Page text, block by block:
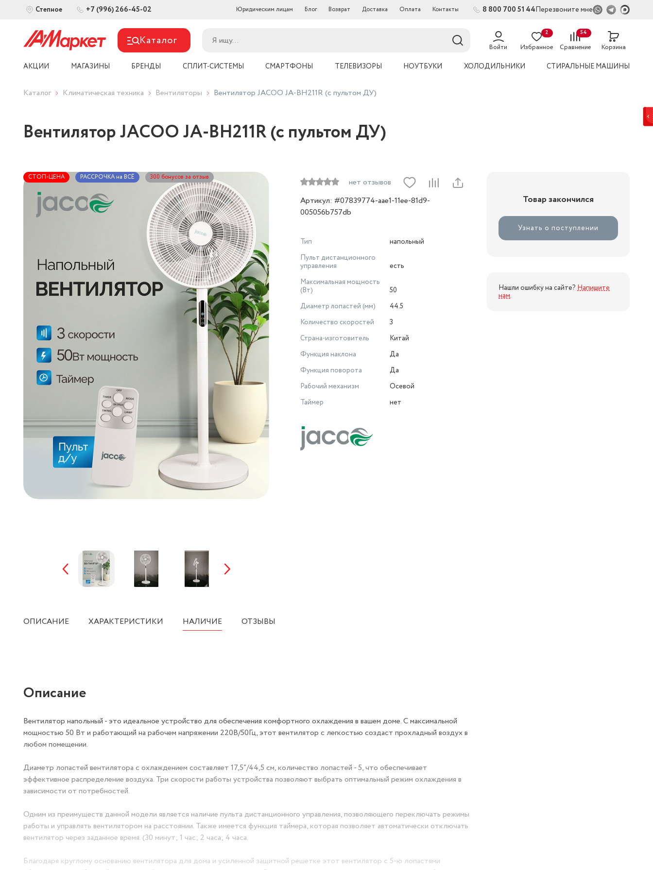
Степное +7 (996) 266-45-02 Юридическим лицам Блог Возврат Доставка Оплата Контакты 8 800 700 51 44Перезвоните мне
Каталог Войти Избранное
2
Сравнение
54
Корзина
АКЦИИ МАГАЗИНЫ БРЕНДЫ СПЛИТ-СИСТЕМЫ СМАРТФОНЫ ТЕЛЕВИЗОРЫ НОУТБУКИ ХОЛОДИЛЬНИКИ СТИРАЛЬНЫЕ МАШИНЫ
Каталог Климатическая техника Вентиляторы Вентилятор JACOO JA-BH211R (с пультом ДУ)
Вентилятор JACOO JA-BH211R (с пультом ДУ)
СТОП-ЦЕНА РАССРОЧКА на ВСЁ 300 бонусов за отзыв
нет отзывов
Артикул: #07839774-aae1-11ee-81d9-
005056b757db
Тип
напольный
Пульт дистанционного
управления
есть
Максимальная мощность
(Вт)
50
Диаметр лопастей (мм)
44.5
Количество скоростей
3
Страна-изготовитель
Китай
Функция наклона
Да
Функция поворота
Да
Рабочий механизм
Осевой
Таймер
нет
Товар закончился
Узнать о поступлении
Нашли ошибку на сайте? Напишите
нам.
ОПИСАНИЕ ХАРАКТЕРИСТИКИ НАЛИЧИЕ ОТЗЫВЫ
Описание
Вентилятор напольный - это идеальное устройство для обеспечения комфортного охлаждения в вашем доме. С максимальной
мощностью 50 Вт и работающий на рабочем напряжении 220В/50Гц, этот вентилятор с легкостью создаст прохладный воздух в
любом помещении.
Диаметр лопастей вентилятора с охлаждением составляет 17,5”/44,5 см, количество лопастей - 5, что обеспечивает
эффективное распределение воздуха. Три скорости работы устройства позволяют выбрать оптимальный режим охлаждения в
зависимости от потребностей.
Одним из преимуществ данной модели является наличие пульта дистанционного управления, позволяющего переключать режимы
работы и управлять вентилятором на расстоянии. Также имеется функция таймера, которая позволяет автоматически отключать
вентилятор через заданное время. (30 минут; 1 час; 2 часа; 4 часа.
Благодаря круглому основанию вентилятора для дома и усиленной защитной решетке этот вентилятор с 5-ю лопастями